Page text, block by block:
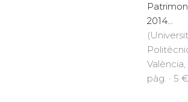
2014...
València,
pàg. · 5 €